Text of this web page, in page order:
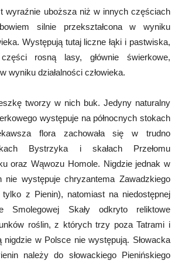
wyraźnie uboższa niż w innych częściach
silnie przekształcona w wyniku
Występują tutaj liczne łąki i pastwiska,
rosną lasy, głównie świerkowe,
wyniku działalności człowieka.
tworzy w nich buk. Jedyny naturalny
występuje na północnych stokach
flora zachowała się w trudno
Bystrzyka i skałach Przełomu
oraz Wąwozu Homole. Nigdzie jednak w
nie występuje chryzantema Zawadzkiego
z Pienin), natomiast na niedostępnej
Smolegowej Skały odkryto reliktowe
roślin, z których trzy poza Tatrami i
nigdzie w Polsce nie występują. Słowacka
należy do słowackiego Pienińskiego